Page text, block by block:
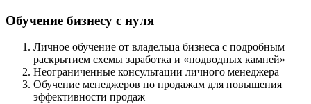
Обучение бизнесу с нуля
Личное обучение от владельца бизнеса с подробным
раскрытием схемы заработка и «подводных камней»
Неограниченные консультации личного менеджера
Обучение менеджеров по продажам для повышения
эффективности продаж